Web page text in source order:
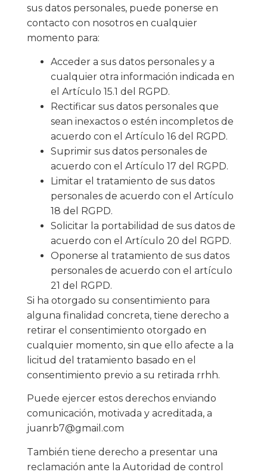
sus datos personales, puede ponerse en
contacto con nosotros en cualquier
momento para:
Acceder a sus datos personales y a
cualquier otra información indicada en
el Artículo 15.1 del RGPD.
Rectificar sus datos personales que
sean inexactos o estén incompletos de
acuerdo con el Artículo 16 del RGPD.
Suprimir sus datos personales de
acuerdo con el Artículo 17 del RGPD.
Limitar el tratamiento de sus datos
personales de acuerdo con el Artículo
18 del RGPD.
Solicitar la portabilidad de sus datos de
acuerdo con el Artículo 20 del RGPD.
Oponerse al tratamiento de sus datos
personales de acuerdo con el artículo
21 del RGPD.
Si ha otorgado su consentimiento para
alguna finalidad concreta, tiene derecho a
retirar el consentimiento otorgado en
cualquier momento, sin que ello afecte a la
licitud del tratamiento basado en el
consentimiento previo a su retirada rrhh.
Puede ejercer estos derechos enviando
comunicación, motivada y acreditada, a
juanrb7@gmail.com
También tiene derecho a presentar una
reclamación ante la Autoridad de control